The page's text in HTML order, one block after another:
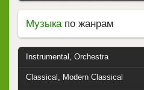
Музыкапо жанрам
Instrumental, Orchestra
Classical, Modern Classical